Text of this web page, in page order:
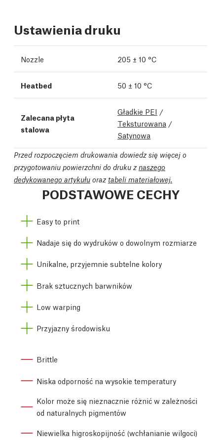
Ustawienia druku
Nozzle 205 ± 10 °C
Heatbed 50 ± 10 °C
Zalecana płyta
stalowa
Gładkie PEI /
Teksturowana /
Satynowa
Przed rozpoczęciem drukowania dowiedz się więcej o
przygotowaniu powierzchni do druku z naszego
dedykowanego artykułu oraz tabeli materiałowej.
PODSTAWOWE CECHY
Easy to print
Nadaje się do wydruków o dowolnym rozmiarze
Unikalne, przyjemnie subtelne kolory
Brak sztucznych barwników
Low warping
Przyjazny środowisku
Brittle
Niska odporność na wysokie temperatury
Kolor może się nieznacznie różnić w zależności
od naturalnych pigmentów
Niewielka higroskopijność (wchłanianie wilgoci)